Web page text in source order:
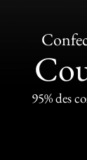
95% des